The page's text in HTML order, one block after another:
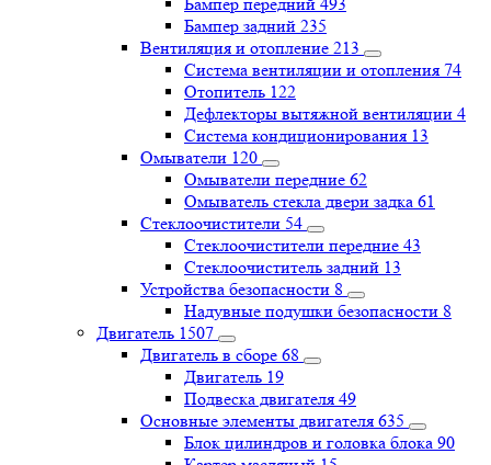
Бампер задний 235
Вентиляция и отопление 213
Система вентиляции и отопления 74
Отопитель 122
Дефлекторы вытяжной вентиляции 4
Система кондиционирования 13
Омыватели 120
Омыватели передние 62
Омыватель стекла двери задка 61
Стеклоочистители 54
Стеклоочистители передние 43
Стеклоочиститель задний 13
Устройства безопасности 8
Надувные подушки безопасности 8
Двигатель 1507
Двигатель в сборе 68
Двигатель 19
Подвеска двигателя 49
Основные элементы двигателя 635
Блок цилиндров и головка блока 90